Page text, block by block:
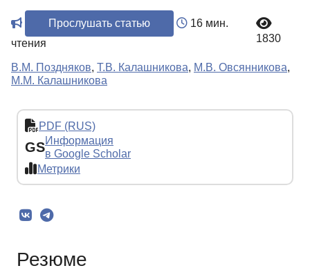
Прослушать статью
16 мин.
чтения
1830
В.М. Поздняков, Т.В. Калашникова, М.В. Овсянникова,
М.М. Калашникова
PDF (RUS)
GSИнформация
в Google Scholar
Метрики
Резюме